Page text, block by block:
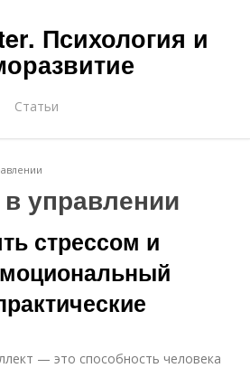
Психология и
Статьи
управлении
стрессом и
— это способность человека